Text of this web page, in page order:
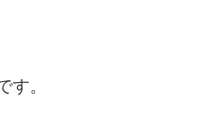
す。